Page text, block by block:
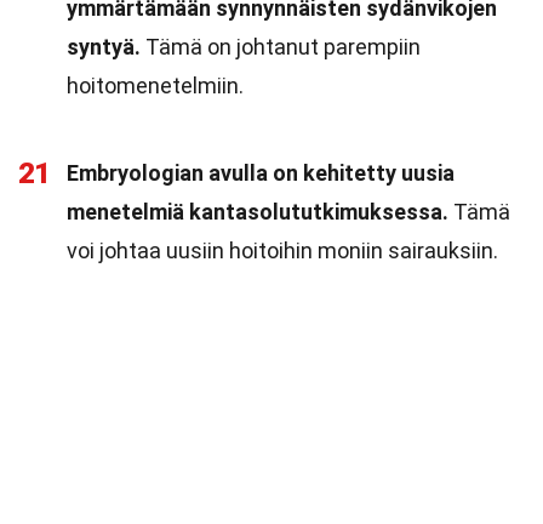
ymmärtämään synnynnäisten sydänvikojen
syntyä. Tämä on johtanut parempiin
hoitomenetelmiin.
21
Embryologian avulla on kehitetty uusia
menetelmiä kantasolututkimuksessa. Tämä
voi johtaa uusiin hoitoihin moniin sairauksiin.